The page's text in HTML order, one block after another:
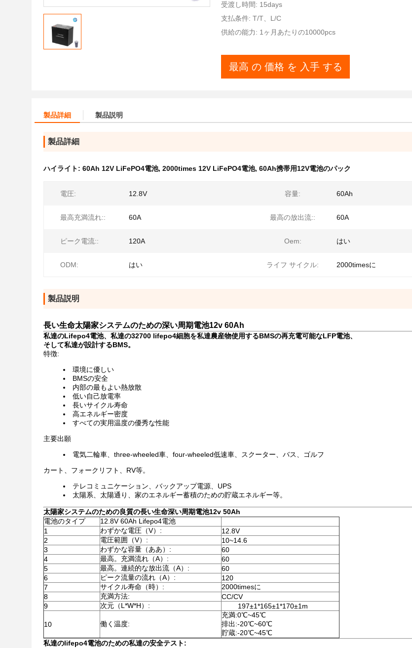
受渡し時間: 15days
支払条件: T/T、L/C
供給の能力: 1ヶ月あたりの10000pcs
最高 の 価格 を 入手 する
製品詳細 製品説明
製品詳細
ハイライト: 60Ah 12V LiFePO4電池, 2000times 12V LiFePO4電池, 60Ah携帯用12V電池のパック
電圧: 12.8V 容量: 60Ah
最高充満流れ:: 60A 最高の放出流:: 60A
ピーク電流:: 120A Oem: はい
ODM: はい ライフ サイクル: 2000timesに
製品説明
長い生命太陽家システムのための深い周期電池12v 60Ah
私達のLifepo4電池、私達の32700 lifepo4細胞を私達農産物使用するBMSの再充電可能なLFP電池、
そして私達が設計するBMS。
特徴:
環境に優しい
BMSの安全
内部の最もよい熱放散
低い自己放電率
長いサイクル寿命
高エネルギー密度
すべての実用温度の優秀な性能
主要出願
電気二輪車、three-wheeled車、four-wheeled低速車、スクーター、バス、ゴルフ
カート、フォークリフト、RV等。
テレコミュニケーション、バックアップ電源、UPS
太陽系、太陽通り、家のエネルギー蓄積のための貯蔵エネルギー等。
太陽家システムのための良質の長い生命深い周期電池12v 50Ah
電池のタイプ
12.8V 60Ah Lifepo4電池
1
わずかな電圧（V）:
12.8V
2
電圧範囲（V）:
10~14.6
3
わずかな容量（ああ）:
60
4
最高。充満流れ（A）:
60
5
最高。連続的な放出流（A）:
60
6
ピーク流量の流れ（A）:
120
7
サイクル寿命（時）:
2000timesに
8
充満方法:
CC/CV
9
次元（L*W*H）: 197±1*165±1*170±1m
10 働く温度:
充満:0℃~45℃
排出:-20℃~60℃
貯蔵:-20℃~45℃
私達のlifepo4電池のための私達の安全テスト: